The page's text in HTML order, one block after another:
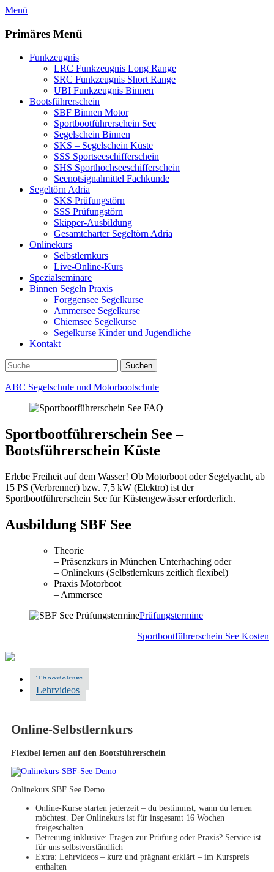
Zum
springen
Menü
Primäres Menü
Funkzeugnis
LRC Funkzeugnis Long Range
SRC Funkzeugnis Short Range
UBI Funkzeugnis Binnen
Bootsführerschein
SBF Binnen Motor
Sportbootführerschein See
Segelschein Binnen
SKS – Segelschein Küste
SSS Sportseeschifferschein
SHS Sporthochseeschifferschein
Seenotsignalmittel Fachkunde
Segeltörn Adria
SKS Prüfungstörn
SSS Prüfungstörn
Skipper-Ausbildung
Gesamtcharter Segeltörn Adria
Onlinekurs
Selbstlernkurs
Live-Online-Kurs
Spezialseminare
Binnen Segeln Praxis
Forggensee Segelkurse
Ammersee Segelkurse
Chiemsee Segelkurse
Segelkurse Kinder und Jugendliche
Kontakt
Suchen
Suchen
nach:
ABC Segelschule und Motorbootschule
Sportbootführerschein See –
Bootsführerschein Küste
Erlebe Freiheit auf dem Wasser! Ob Motorboot oder Segelyacht, ab
15 PS (Verbrenner) bzw. 7,5 kW (Elektro) ist der
Sportbootführerschein See für Küstengewässer erforderlich.
Ausbildung SBF See
Theorie
– Präsenzkurs in München Unterhaching oder
– Onlinekurs (Selbstlernkurs zeitlich flexibel)
Praxis Motorboot
– Ammersee
Prüfungstermine
Sportbootführerschein See Kosten
Theoriekurs
Lehrvideos
Online-Selbstlernkurs
Flexibel lernen auf den Bootsführerschein
Onlinekurs SBF See Demo
Online-Kurse starten jederzeit – du bestimmst, wann du lernen
möchtest. Der Onlinekurs ist für insgesamt 16 Wochen
freigeschalten
Betreuung inklusive: Fragen zur Prüfung oder Praxis? Service ist
für uns selbstverständlich
Extra: Lehrvideos – kurz und prägnant erklärt – im Kurspreis
enthalten